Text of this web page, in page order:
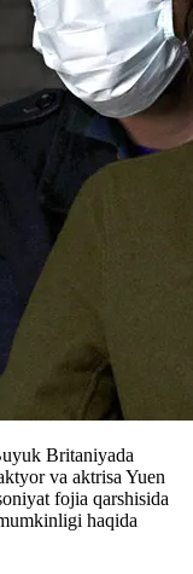
Britaniyada
va aktrisa Yuen
fojia qarshisida
haqida